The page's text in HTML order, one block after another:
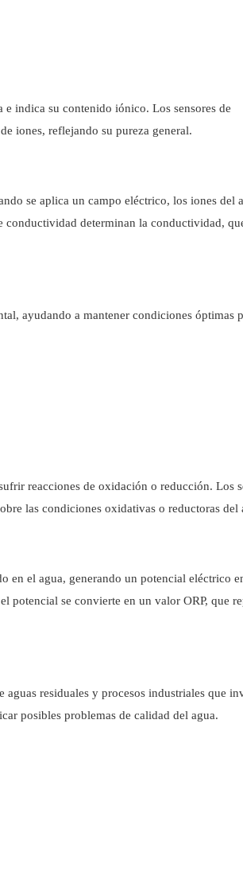
indica su contenido iónico. Los sensores de
iones, reflejando su pureza general.
se aplica un campo eléctrico, los iones del
determinan la conductividad,
ayudando a mantener condiciones óptimas
reacciones de oxidación o reducción. Los
las condiciones oxidativas o reductoras del
en el agua, generando un potencial eléctrico
potencial se convierte en un valor ORP, que
residuales y procesos industriales que
posibles problemas de calidad del agua.